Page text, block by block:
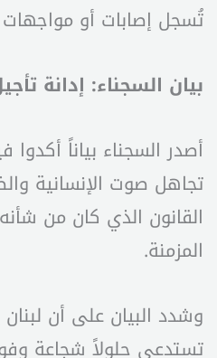
تُسجل إصابات أو مواجهات
بيان السجناء: إدانة
أصدر السجناء بياناً
تجاهل صوت الإنسانية
القانون الذي كان من
المزمنة.
وشدد البيان على أن لبنان
تستدعي حلولاً شجاعة